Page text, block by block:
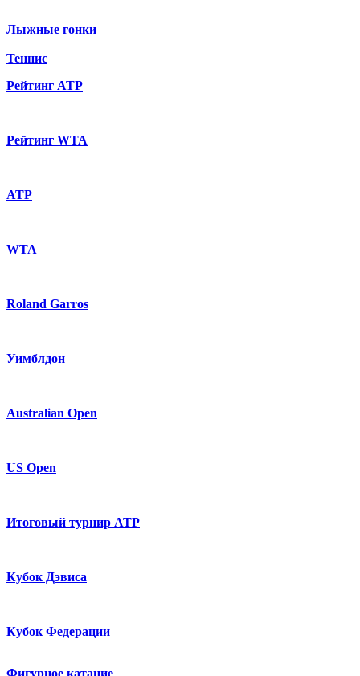
Лыжные гонки
Теннис
Рейтинг ATP
Рейтинг WTA
ATP
WTA
Roland Garros
Уимблдон
Australian Open
US Open
Итоговый турнир ATP
Кубок Дэвиса
Кубок Федерации
Фигурное катание